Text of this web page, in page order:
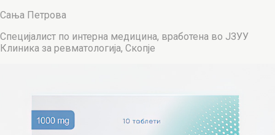
Сања Петрова
Специјалист по интерна медицина, вработена во ЈЗУУ
Клиника за ревматологија, Скопје